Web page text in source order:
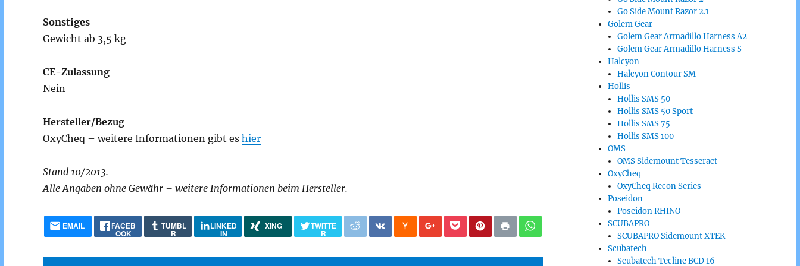
Sonstiges
Gewicht ab 3,5 kg
CE-Zulassung
Nein
Hersteller/Bezug
OxyCheq – weitere Informationen gibt es hier
Stand 10/2013.
Alle Angaben ohne Gewähr – weitere Informationen beim Hersteller.
EMAIL FACEB
OOK
TUMBL
R
LINKED
IN
XING TWITTE
R
Go Side Mount Razor 2.1
Golem Gear
Golem Gear Armadillo Harness A2
Golem Gear Armadillo Harness S
Halcyon
Halcyon Contour SM
Hollis
Hollis SMS 50
Hollis SMS 50 Sport
Hollis SMS 75
Hollis SMS 100
OMS
OMS Sidemount Tesseract
OxyCheq
OxyCheq Recon Series
Poseidon
Poseidon RHINO
SCUBAPRO
SCUBAPRO Sidemount XTEK
Scubatech
Scubatech Tecline BCD 16